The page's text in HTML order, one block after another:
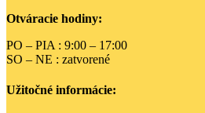
Otváracie hodiny:
PO – PIA : 9:00 – 17:00
SO – NE : zatvorené
Užitočné informácie: